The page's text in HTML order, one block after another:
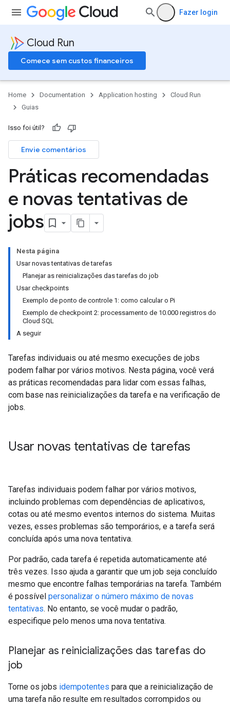
Fazer login
Cloud Run
Comece sem custos financeiros
Home Documentation Application hosting
Cloud Run
Guias
Isso foi útil?
Envie comentários
Práticas recomendadas
e novas tentativas de
jobs
Nesta página
Usar novas tentativas de tarefas
Planejar as reinicializações das tarefas do job
Usar checkpoints
Exemplo de ponto de controle 1: como calcular o Pi
Exemplo de checkpoint 2: processamento de 10.000 registros do
Cloud SQL
A seguir
Tarefas individuais ou até mesmo execuções de jobs
podem falhar por vários motivos. Nesta página, você verá
as práticas recomendadas para lidar com essas falhas,
com base nas reinicializações da tarefa e na verificação de
jobs.
Usar novas tentativas de tarefas
Tarefas individuais podem falhar por vários motivos,
incluindo problemas com dependências de aplicativos,
cotas ou até mesmo eventos internos do sistema. Muitas
vezes, esses problemas são temporários, e a tarefa será
concluída após uma nova tentativa.
Por padrão, cada tarefa é repetida automaticamente até
três vezes. Isso ajuda a garantir que um job seja concluído
mesmo que encontre falhas temporárias na tarefa. Também
é possível personalizar o número máximo de novas
tentativas. No entanto, se você mudar o padrão,
especifique pelo menos uma nova tentativa.
Planejar as reinicializações das tarefas do
job
Torne os jobs idempotentes para que a reinicialização de
uma tarefa não resulte em resultados corrompidos ou